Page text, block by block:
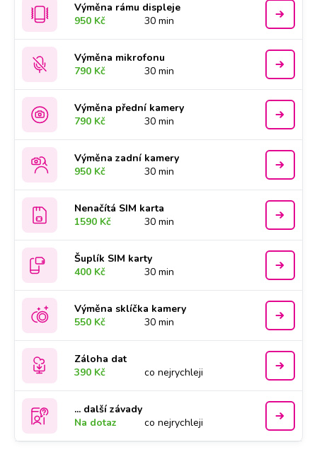
Výměna rámu displeje
950 Kč
30 min
Výměna mikrofonu
790 Kč
30 min
Výměna přední kamery
790 Kč
30 min
Výměna zadní kamery
950 Kč
30 min
Nenačítá SIM karta
1590 Kč
30 min
Šuplík SIM karty
400 Kč
30 min
Výměna sklíčka kamery
550 Kč
30 min
Záloha dat
390 Kč
co nejrychleji
... další závady
Na dotaz
co nejrychleji